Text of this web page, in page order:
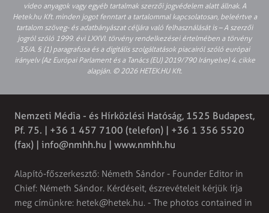
video anyagok vagy egyéb tartalmak szerzői jogvédelem alatt állnak. A
Hetek.hu Kft. minden jogot fenntart a tartalommal kapcsolatosan, beleértve a
tartalom szöveg- és adatbányászat céljára való felhasználását is – A szerzői
jogról szóló 1999. évi LXXVI. törvény rendelkezései értelmében a törvény
35/A. § (1) paragrafusa és a digitális szolgáltatások piacairól szóló európai
irányelv (Az Európai Parlament és a Tanács (EU) 2019/790 Irányelve) 4. cikke
alapján. © 2026 HETEK.HU Kft.
Nemzeti Média - és Hírközlési Hatóság, 1525 Budapest,
Pf. 75. | +36 1 457 7100 (telefon) | +36 1 356 5520
(fax) | info@nmhh.hu | www.nmhh.hu
Alapító-főszerkesztő: Németh Sándor - Founder Editor in
Chief: Németh Sándor. Kérdéseit, észrevételeit kérjük írja
meg címünkre: hetek@hetek.hu. - The photos contained in